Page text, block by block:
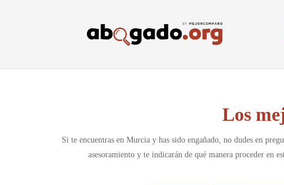
Los
Si te encuentras en Murcia y has sido engañado, no dudes en
asesoramiento y te indicarán de qué manera proceder en